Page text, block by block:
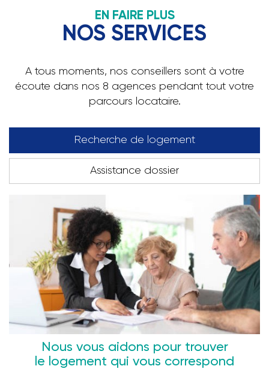
EN FAIRE PLUS
NOS SERVICES
A tous moments, nos conseillers sont à votre
écoute dans nos 8 agences pendant tout votre
parcours locataire.
Recherche de logement
Assistance dossier
Nous vous aidons pour trouver
le logement qui vous correspond